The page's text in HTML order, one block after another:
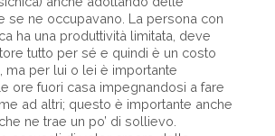
se ne occupavano. La persona con
ha una produttività limitata, deve
tutto per sé e quindi è un costo
ma per lui o lei è importante
ore fuori casa impegnandosi a fare
ad altri; questo è importante anche
ne trae un po’ di sollievo.